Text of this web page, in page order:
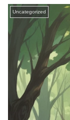
Uncategorized